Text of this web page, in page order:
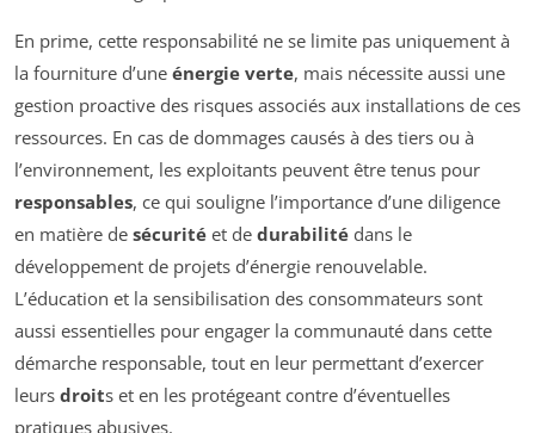
En prime, cette responsabilité ne se limite pas uniquement à
la fourniture d’une énergie verte, mais nécessite aussi une
gestion proactive des risques associés aux installations de ces
ressources. En cas de dommages causés à des tiers ou à
l’environnement, les exploitants peuvent être tenus pour
responsables, ce qui souligne l’importance d’une diligence
en matière de sécurité et de durabilité dans le
développement de projets d’énergie renouvelable.
L’éducation et la sensibilisation des consommateurs sont
aussi essentielles pour engager la communauté dans cette
démarche responsable, tout en leur permettant d’exercer
leurs droits et en les protégeant contre d’éventuelles
pratiques abusives.